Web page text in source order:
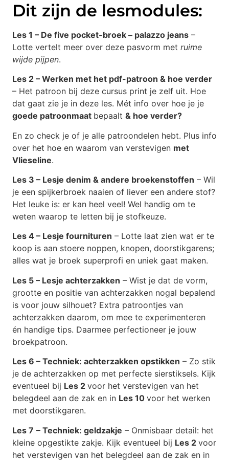
Dit zijn de lesmodules:
Les 1 – De five pocket-broek – palazzo jeans –
Lotte vertelt meer over deze pasvorm met ruime
wijde pijpen.
Les 2 – Werken met het pdf-patroon & hoe verder
– Het patroon bij deze cursus print je zelf uit. Hoe
dat gaat zie je in deze les. Mét info over hoe je je
goede patroonmaat bepaalt & hoe verder?
En zo check je of je alle patroondelen hebt. Plus info
over het hoe en waarom van verstevigen met
Vlieseline.
Les 3 – Lesje denim & andere broekenstoffen – Wil
je een spijkerbroek naaien of liever een andere stof?
Het leuke is: er kan heel veel! Wel handig om te
weten waarop te letten bij je stofkeuze.
Les 4 – Lesje fournituren – Lotte laat zien wat er te
koop is aan stoere noppen, knopen, doorstikgarens;
alles wat je broek superprofi en uniek gaat maken.
Les 5 – Lesje achterzakken – Wist je dat de vorm,
grootte en positie van achterzakken nogal bepalend
is voor jouw silhouet? Extra patroontjes van
achterzakken daarom, om mee te experimenteren
én handige tips. Daarmee perfectioneer je jouw
broekpatroon.
Les 6 – Techniek: achterzakken opstikken – Zo stik
je de achterzakken op met perfecte sierstiksels. Kijk
eventueel bij Les 2 voor het verstevigen van het
belegdeel aan de zak en in Les 10 voor het werken
met doorstikgaren.
Les 7 – Techniek: geldzakje – Onmisbaar detail: het
kleine opgestikte zakje. Kijk eventueel bij Les 2 voor
het verstevigen van het belegdeel aan de zak en in